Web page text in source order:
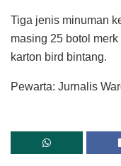
Tiga jenis minuman
masing 25 botol
karton bird bintang.
Pewarta: Jurnalis